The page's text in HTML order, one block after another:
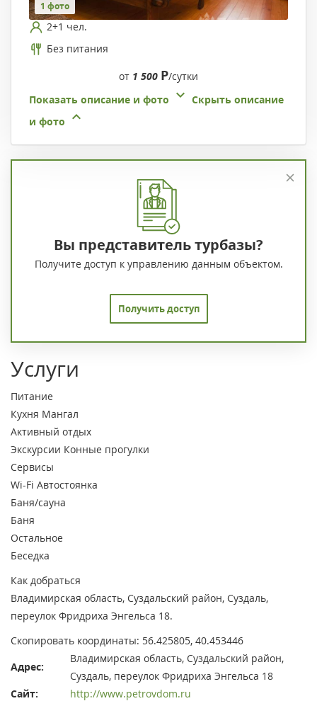
1 фото
2+1 чел.
Без питания
от 1 500 Р/сутки
Показать описание и фото
Скрыть описание
и фото
Вы представитель турбазы?
Получите доступ к управлению данным объектом.
Получить доступ
Услуги
Питание
Кухня Мангал
Активный отдых
Экскурсии Конные прогулки
Сервисы
Wi-Fi Автостоянка
Баня/сауна
Баня
Остальное
Беседка
Как добраться
Владимирская область, Суздальский район, Суздаль,
переулок Фридриха Энгельса 18.
Скопировать координаты: 56.425805, 40.453446
Адрес:
Владимирская область, Суздальский район,
Суздаль, переулок Фридриха Энгельса 18
Сайт:
http://www.petrovdom.ru